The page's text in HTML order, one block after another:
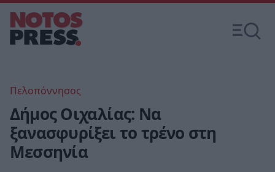
Πελοπόννησος
Δήμος Οιχαλίας: Να
ξανασφυρίξει το τρένο στη
Μεσσηνία